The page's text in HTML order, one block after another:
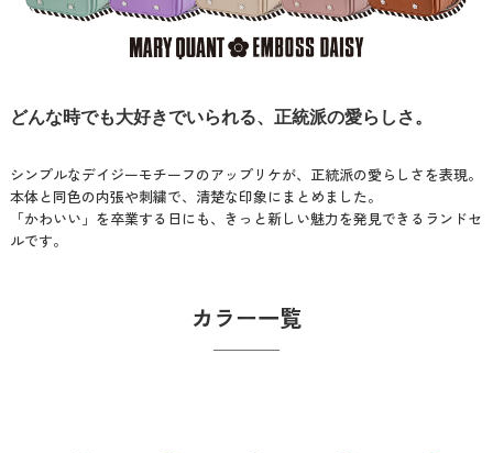
どんな時でも大好きでいられる、正統派の愛らしさ。
シンプルなデイジーモチーフのアップリケが、正統派の愛らしさを表現。
本体と同色の内張や刺繍で、清楚な印象にまとめました。
「かわいい」を卒業する日にも、きっと新しい魅力を発見できるランドセ
ルです。
カラー一覧